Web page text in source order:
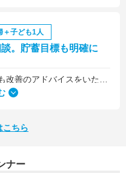
＋子ども1人
。貯蓄目標も明確に
こちら
ナー